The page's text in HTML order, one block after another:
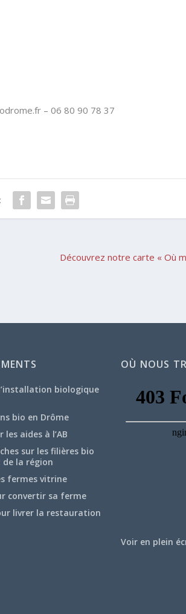
– 06 80 90 78 37
Découvrez notre carte « Où
biologique
bio en Drôme
les aides à l’AB
sur les filières bio
de la région
fermes vitrine
convertir sa ferme
livrer la restauration
OÙ NOUS
Voir en plein